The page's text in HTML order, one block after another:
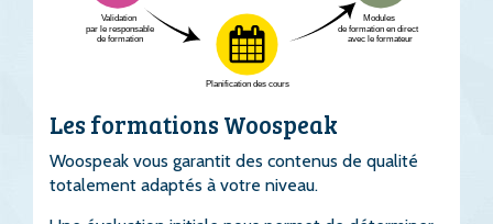
Les formations Woospeak
Woospeak vous garantit des contenus de qualité
totalement adaptés à votre niveau.